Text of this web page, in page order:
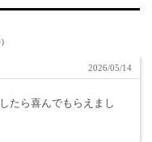
2026/05/14
たら喜んでもらえまし